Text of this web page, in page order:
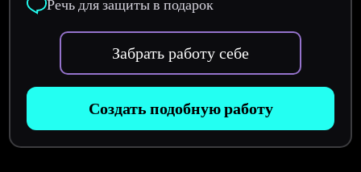
Речь для защиты в подарок
Забрать работу себе
Создать подобную работу